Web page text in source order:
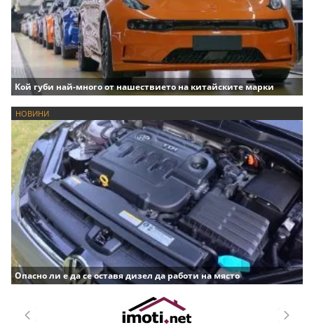
Кой губи най-много от нашествието на китайските марки
НОВИНИ
Опасно ли е да се оставя дизел да работи на място